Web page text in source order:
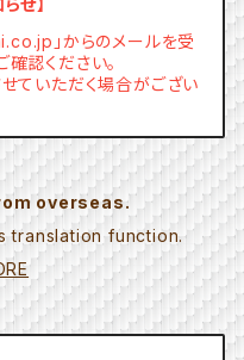
せ】
」からのメールを受
確認ください。
ていただく場合がござい
overseas.
translation function.